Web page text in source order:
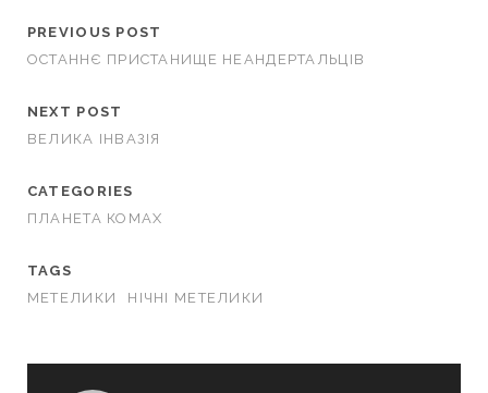
PREVIOUS POST
ОСТАННЄ ПРИСТАНИЩЕ НЕАНДЕРТАЛЬЦІВ
NEXT POST
ВЕЛИКА ІНВАЗІЯ
CATEGORIES
ПЛАНЕТА КОМАХ
TAGS
МЕТЕЛИКИ
НІЧНІ МЕТЕЛИКИ